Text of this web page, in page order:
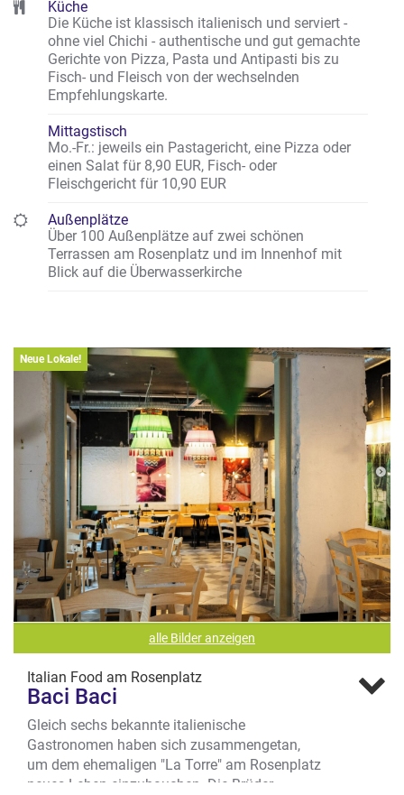
Küche
Die Küche ist klassisch italienisch und serviert -
ohne viel Chichi - authentische und gut gemachte
Gerichte von Pizza, Pasta und Antipasti bis zu
Fisch- und Fleisch von der wechselnden
Empfehlungskarte.
Mittagstisch
Mo.-Fr.: jeweils ein Pastagericht, eine Pizza oder
einen Salat für 8,90 EUR, Fisch- oder
Fleischgericht für 10,90 EUR
Außenplätze
Über 100 Außenplätze auf zwei schönen
Terrassen am Rosenplatz und im Innenhof mit
Blick auf die Überwasserkirche
Neue Lokale!
alle Bilder anzeigen
Italian Food am Rosenplatz
Baci Baci
Gleich sechs bekannte italienische
Gastronomen haben sich zusammengetan,
um dem ehemaligen "La Torre" am Rosenplatz
neues Leben einzuhauchen. Die Brüder